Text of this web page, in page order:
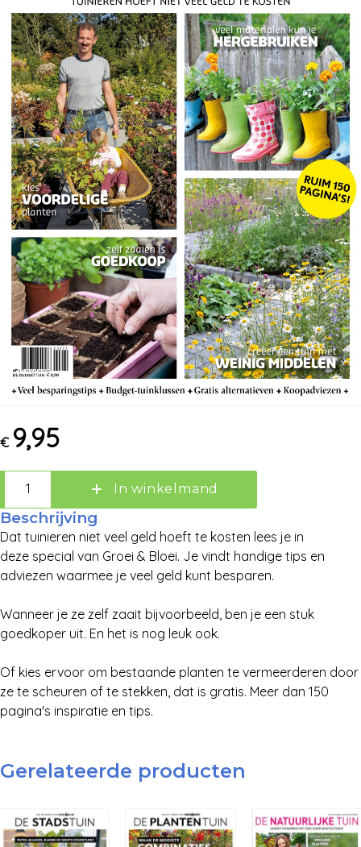
€ 9,95
In winkelmand
Beschrijving
Dat tuinieren niet veel geld hoeft te kosten lees je in
deze special van Groei & Bloei. Je vindt handige tips en
adviezen waarmee je veel geld kunt besparen.
Wanneer je ze zelf zaait bijvoorbeeld, ben je een stuk
goedkoper uit. En het is nog leuk ook.
Of kies ervoor om bestaande planten te vermeerderen door
ze te scheuren of te stekken, dat is gratis. Meer dan 150
pagina's inspiratie en tips.
Gerelateerde producten
Zoek:
Zoeken